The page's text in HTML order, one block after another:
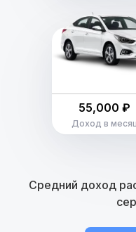
55,000 ₽
Доход в
Средний доход